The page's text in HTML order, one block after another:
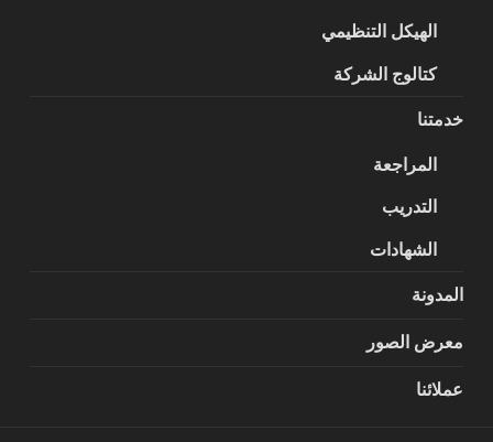
الهيكل التنظيمي
كتالوج الشركة
خدمتنا
المراجعة
التدريب
الشهادات
المدونة
معرض الصور
عملائنا